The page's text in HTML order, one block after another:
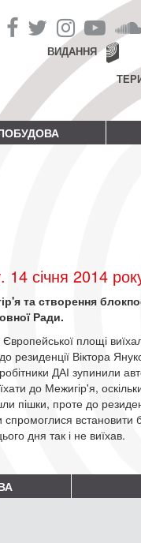
ВИДАННЯ
січня 2014
та створення
Ради.
Європейської площі
резиденції Віктора
ДАІ зупинили
до Межигір'я,
пішки, проте до
встановити
дня так і не виїхав.